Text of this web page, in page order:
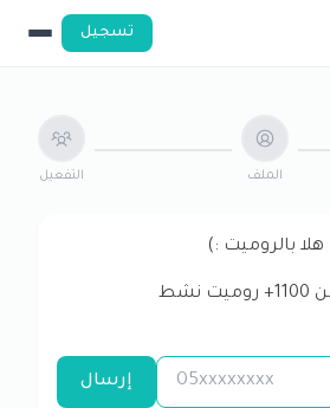
تسجيل
الملف التفعيل
هلا بالروميت :)
1100+ روميت نشط
إرسال